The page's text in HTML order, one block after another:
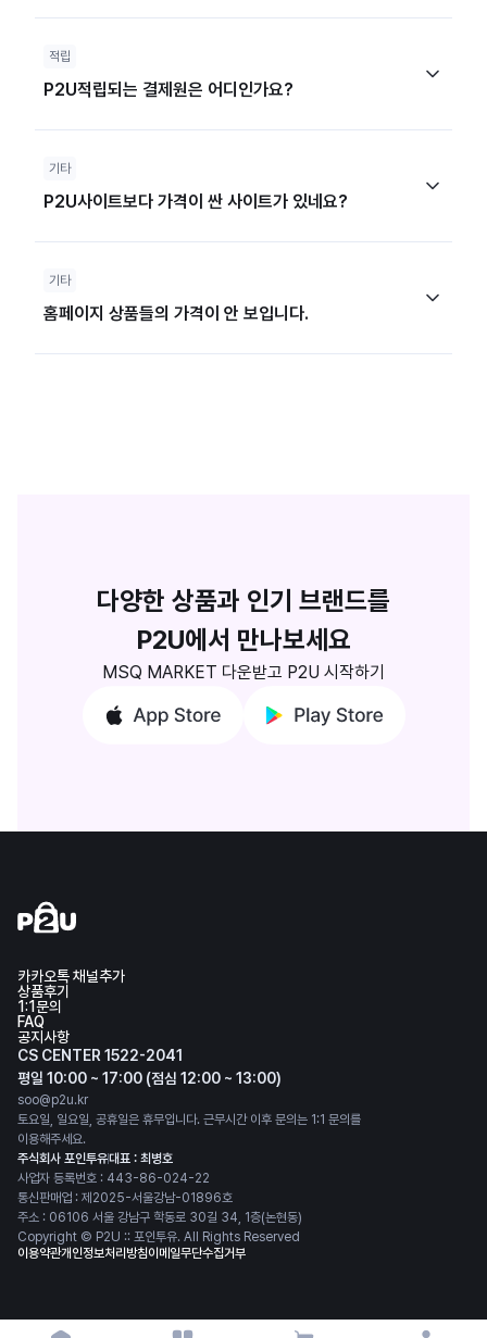
카카오톡 채널추가
상품후기
1:1문의
FAQ
공지사항
CS CENTER 1522-2041
평일 10:00 ~ 17:00 (점심 12:00 ~ 13:00)
soo@p2u.kr
토요일, 일요일, 공휴일은 휴무입니다. 근무시간 이후 문의는 1:1 문의를
이용해주세요.
주식회사 포인투유대표 : 최병호
사업자 등록번호 : 443-86-024-22
통신판매업 : 제2025-서울강남-01896호
주소 : 06106 서울 강남구 학동로 30길 34, 1층(논현동)
Copyright © P2U :: 포인투유. All Rights Reserved
이용약관개인정보처리방침이메일무단수집거부